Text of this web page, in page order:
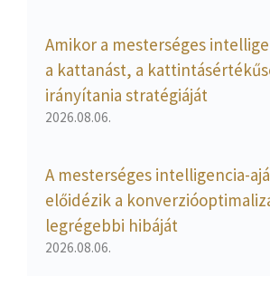
Amikor a mesterséges
a kattanást, a
irányítania stratégiáját
2026.08.06.
A mesterséges intelligencia-
előidézik a
legrégebbi hibáját
2026.08.06.